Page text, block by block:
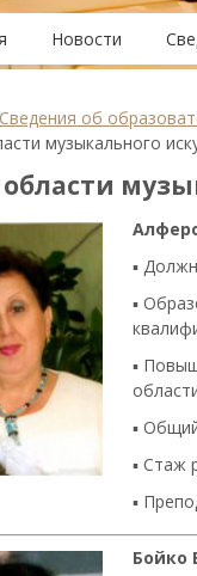
Новости
Сведения об
музыкального
▪
▪
▪
▪
▪ Стаж
▪
Бойко